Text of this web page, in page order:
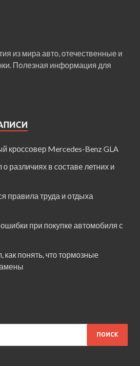
из мира авто, отечественные и
Полезная информация для
кроссовер Mercedes-Benz GLA
о различиях в составе летних и
правила труда и отдыха
при покупке автомобиля с
как понять, что тормозные